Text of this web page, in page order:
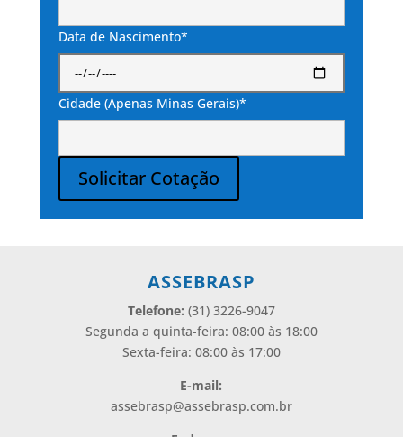
Data de Nascimento*
Cidade (Apenas Minas Gerais)*
Solicitar Cotação
ASSEBRASP
Telefone: (31) 3226-9047
Segunda a quinta-feira: 08:00 às 18:00
Sexta-feira: 08:00 às 17:00
E-mail:
assebrasp@assebrasp.com.br